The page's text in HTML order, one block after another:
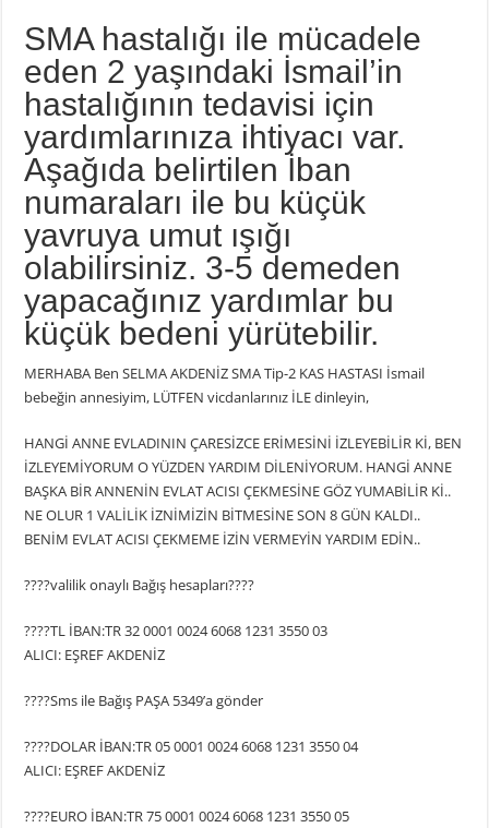
SMA hastalığı ile mücadele
eden 2 yaşındaki İsmail’in
hastalığının tedavisi için
yardımlarınıza ihtiyacı var.
Aşağıda belirtilen İban
numaraları ile bu küçük
yavruya umut ışığı
olabilirsiniz. 3-5 demeden
yapacağınız yardımlar bu
küçük bedeni yürütebilir.
MERHABA Ben SELMA AKDENİZ SMA Tip-2 KAS HASTASI İsmail
bebeğin annesiyim, LÜTFEN vicdanlarınız İLE dinleyin,
HANGİ ANNE EVLADININ ÇARESİZCE ERİMESİNİ İZLEYEBİLİR Kİ, BEN
İZLEYEMİYORUM O YÜZDEN YARDIM DİLENİYORUM. HANGİ ANNE
BAŞKA BİR ANNENİN EVLAT ACISI ÇEKMESİNE GÖZ YUMABİLİR Kİ..
NE OLUR 1 VALİLİK İZNİMİZİN BİTMESİNE SON 8 GÜN KALDI..
BENİM EVLAT ACISI ÇEKMEME İZİN VERMEYİN YARDIM EDİN..
????valilik onaylı Bağış hesapları????
????️TL İBAN:TR 32 0001 0024 6068 1231 3550 03
ALICI: EŞREF AKDENİZ
????️Sms ile Bağış PAŞA 5349’a gönder
????️DOLAR İBAN:TR 05 0001 0024 6068 1231 3550 04
ALICI: EŞREF AKDENİZ
????️EURO İBAN:TR 75 0001 0024 6068 1231 3550 05